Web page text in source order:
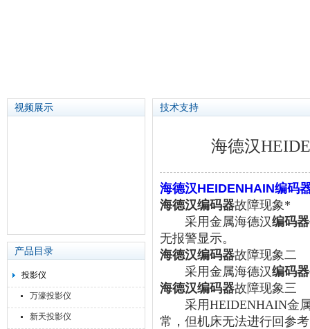
视频展示
产品目录
投影仪
万濠投影仪
新天投影仪
技术支持
海德汉
海德汉HEIDENHAIN编码
海德汉编码器故障现象*
采用金属海德汉编码器
无报警显示。
海德汉编码器故障现象二
采用金属海德汉编码器
海德汉编码器故障现象三
采用HEIDENHAIN金
常，但机床无法进行回参